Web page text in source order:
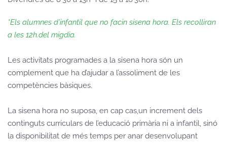
*Els alumnes d’infantil que no facin sisena hora. Els recolliran
a les 12h.del migdia.
Les activitats programades a la sisena hora són un
complement que ha d’ajudar a l’assoliment de les
competències bàsiques.
La sisena hora no suposa, en cap cas,un increment dels
continguts curriculars de l’educació primària ni a infantil, sinó
la disponibilitat de més temps per anar desenvolupant